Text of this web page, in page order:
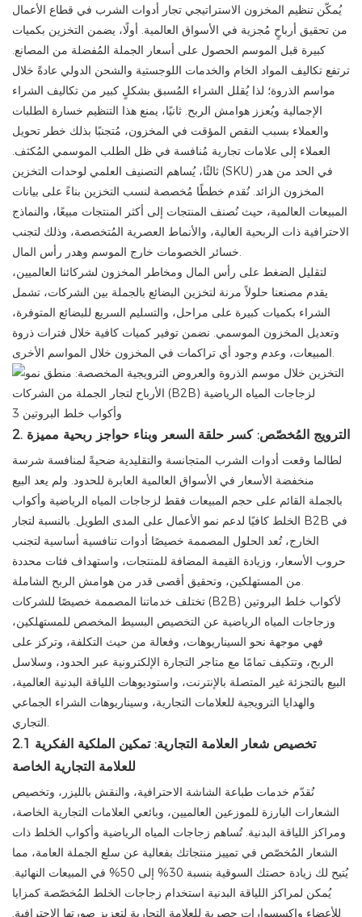
يُمكّن تنظيم المخزون الاستراتيجي تجار أدوات الشرب في قطاع الأعمال
من تحقيق أرباحٍ مُجزية في الأسواق العالمية. أولًا، يضمن التخزين بكميات
كبيرة قبل الموسم الحصول على أسعار الجملة المُفضلة من المصانع.
ترتفع تكاليف المواد الخام والخدمات اللوجستية والشحن الدولي عادةً خلال
مواسم الذروة؛ لذا يُقلل الشراء المُسبق بشكلٍ كبير من تكاليف الشراء
الإجمالية ويُعزز هوامش الربح. ثانيًا، يمنع هذا التنظيم خسارة الطلبات
والعملاء بسبب النقص المؤقت في المخزون، مُتجنبًا بذلك خطر تحويل
العملاء إلى علامات تجارية مُنافسة في ظل الطلب الموسمي المُكثف.
ثالثًا، يُساهم التصنيف العلمي لوحدات التخزين (SKU) في الحد من هدر
المخزون الزائد. نُقدم خططًا مُخصصة لنسب التخزين بناءً على بيانات
المبيعات العالمية، حيث نُصنف المنتجات إلى أكثر المنتجات مبيعًا، والنماذج
الاحترافية ذات الربحية العالية، والأنماط العصرية المُتخصصة، وذلك لتجنب
خسائر الخصومات خارج الموسم وهدر رأس المال.
لتقليل الضغط على رأس المال ومخاطر المخزون لشركائنا العالميين،
يقدم مصنعنا حلولاً مرنة لتخزين البضائع بالجملة بين الشركات، تشمل
الشراء بكميات كبيرة على مراحل، والتسليم السريع للبضائع المتوفرة،
وتعديل المخزون الموسمي. نضمن توفير كميات كافية خلال فترات ذروة
المبيعات، وعدم وجود أي تراكمات في المخزون خلال المواسم الأخرى.
2. الترويج المُخصّص: كسر حلقة السعر وبناء حواجز ربحية مميزة
لطالما وقعت أدوات الشرب المتجانسة والتقليدية ضحيةً لمنافسة شرسة
منخفضة الأسعار في الأسواق العالمية العابرة للحدود. ولم يعد البيع
بالجملة القائم على حجم المبيعات فقط لزجاجات المياه الرياضية وأكواب
الخلط كافيًا لدعم نمو الأعمال على المدى الطويل. بالنسبة لتجار B2B في
الخارج، تُعد الحلول المصممة خصيصًا أدوات تنافسية أساسية لتجنب
حروب الأسعار، وزيادة القيمة المضافة للمنتجات، واستهداف فئات محددة
من المستهلكين، وتحقيق أقصى قدر من هوامش الربح الشاملة.
تختلف خدماتنا المصممة خصيصًا للشركات (B2B) لأكواب خلط البروتين
وزجاجات المياه الرياضية عن التخصيص البسيط المخصص للمستهلكين،
فهي موجهة نحو السيناريوهات، وفعالة من حيث التكلفة، وتركز على
الربح، وتتكيف تمامًا مع متاجر التجارة الإلكترونية عبر الحدود، وسلاسل
البيع بالتجزئة غير المتصلة بالإنترنت، واستوديوهات اللياقة البدنية العالمية،
والهدايا الترويجية للعلامات التجارية، وسيناريوهات الشراء الجماعي
التجاري.
2.1 تخصيص شعار العلامة التجارية: تمكين الملكية الفكرية
للعلامة التجارية الخاصة
نُقدّم خدمات طباعة الشاشة الاحترافية، والنقش بالليزر، وتخصيص
الشعارات البارزة للموزعين العالميين، وبائعي العلامات التجارية الخاصة،
ومراكز اللياقة البدنية. تُساهم زجاجات المياه الرياضية وأكواب الخلط ذات
الشعار المُخصّص في تمييز منتجاتك بفعالية عن سلع الجملة العامة، مما
يُتيح لك زيادة حصتك السوقية بنسبة 30% إلى 50% في المبيعات النهائية.
يُمكن لمراكز اللياقة البدنية استخدام زجاجات الخلط المُخصّصة كمزايا
للأعضاء وإكسسوارات حصرية للعلامة التجارية لتعزيز صورتها الاحترافية.